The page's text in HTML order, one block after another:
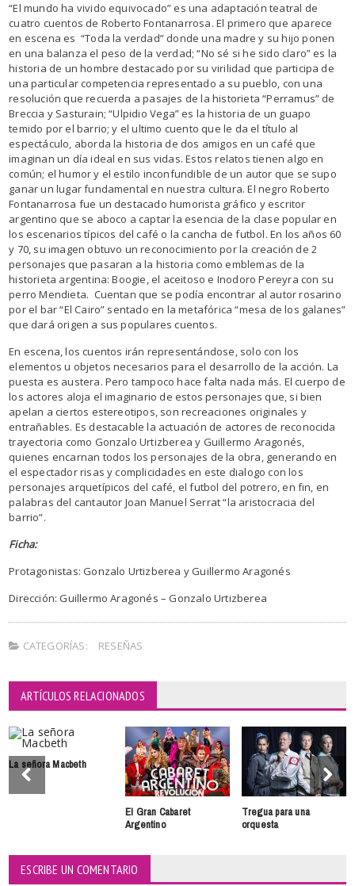
“El mundo ha vivido equivocado” es una adaptación teatral de
cuatro cuentos de Roberto Fontanarrosa. El primero que aparece
en escena es “Toda la verdad” donde una madre y su hijo ponen
en una balanza el peso de la verdad; “No sé si he sido claro” es la
historia de un hombre destacado por su virilidad que participa de
una particular competencia representado a su pueblo, con una
resolución que recuerda a pasajes de la historieta “Perramus” de
Breccia y Sasturain; “Ulpidio Vega” es la historia de un guapo
temido por el barrio; y el ultimo cuento que le da el título al
espectáculo, aborda la historia de dos amigos en un café que
imaginan un día ideal en sus vidas. Estos relatos tienen algo en
común; el humor y el estilo inconfundible de un autor que se supo
ganar un lugar fundamental en nuestra cultura. El negro Roberto
Fontanarrosa fue un destacado humorista gráfico y escritor
argentino que se aboco a captar la esencia de la clase popular en
los escenarios típicos del café o la cancha de futbol. En los años 60
y 70, su imagen obtuvo un reconocimiento por la creación de 2
personajes que pasaran a la historia como emblemas de la
historieta argentina: Boogie, el aceitoso e Inodoro Pereyra con su
perro Mendieta. Cuentan que se podía encontrar al autor rosarino
por el bar “El Cairo” sentado en la metafórica “mesa de los galanes”
que dará origen a sus populares cuentos.
En escena, los cuentos irán representándose, solo con los
elementos u objetos necesarios para el desarrollo de la acción. La
puesta es austera. Pero tampoco hace falta nada más. El cuerpo de
los actores aloja el imaginario de estos personajes que, si bien
apelan a ciertos estereotipos, son recreaciones originales y
entrañables. Es destacable la actuación de actores de reconocida
trayectoria como Gonzalo Urtizberea y Guillermo Aragonés,
quienes encarnan todos los personajes de la obra, generando en
el espectador risas y complicidades en este dialogo con los
personajes arquetípicos del café, el futbol del potrero, en fin, en
palabras del cantautor Joan Manuel Serrat “la aristocracia del
barrio”.
Ficha:
Protagonistas: Gonzalo Urtizberea y Guillermo Aragonés
Dirección: Guillermo Aragonés – Gonzalo Urtizberea
CATEGORÍAS: RESEÑAS
ARTÍCULOS RELACIONADOS
La señora Macbeth
El Gran Cabaret
Argentino
Tregua para una
orquesta
ESCRIBE UN COMENTARIO